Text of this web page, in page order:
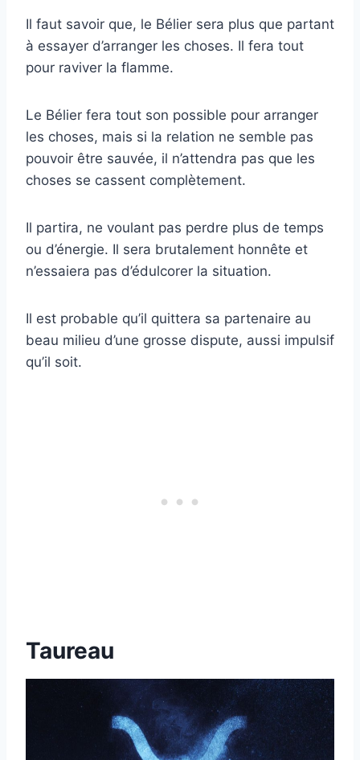
Il faut savoir que, le Bélier sera plus que partant
à essayer d’arranger les choses. Il fera tout
pour raviver la flamme.
Le Bélier fera tout son possible pour arranger
les choses, mais si la relation ne semble pas
pouvoir être sauvée, il n’attendra pas que les
choses se cassent complètement.
Il partira, ne voulant pas perdre plus de temps
ou d’énergie. Il sera brutalement honnête et
n’essaiera pas d’édulcorer la situation.
Il est probable qu’il quittera sa partenaire au
beau milieu d’une grosse dispute, aussi impulsif
qu’il soit.
Taureau